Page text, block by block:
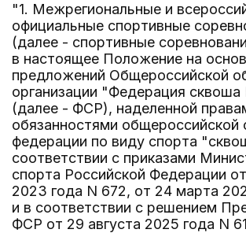
"1. Межрегиональные и
официальные спортивные
(далее - спортивные
в настоящее Положение на
предложений Общероссийской
организации "Федерация сквоша
(далее - ФСР), наделенной
обязанностями общероссийской
федерации по виду спорта
соответствии с приказами
спорта Российской Федерации
2023 года N 672, от 24 марта
и в соответствии с решением
ФСР от 29 августа 2025 года N